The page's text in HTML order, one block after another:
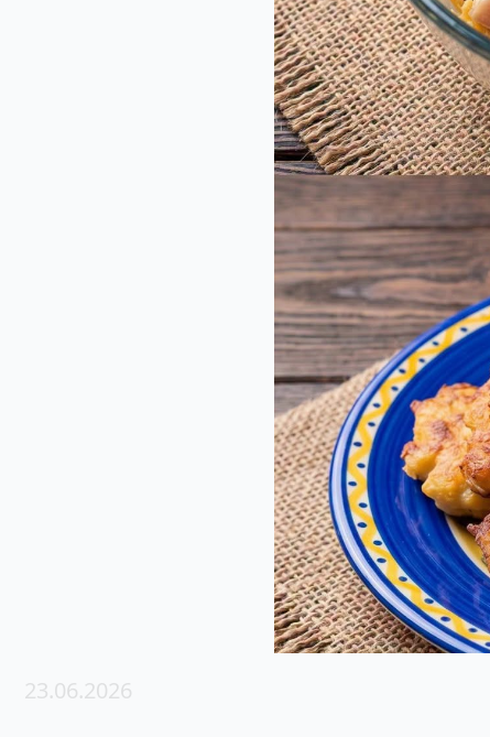
23.06.2026